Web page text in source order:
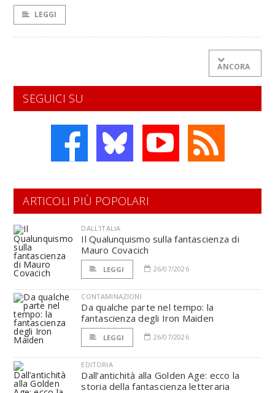
LEGGI
ANCORA
SEGUICI SU
ARTICOLI PIÙ POPOLARI
DALL'ITALIA
Il Qualunquismo sulla fantascienza di
Mauro Covacich
LEGGI 26/07/2026
CONTAMINAZIONI
Da qualche parte nel tempo: la
fantascienza degli Iron Maiden
LEGGI 26/07/2026
EDITORIA
Dall’antichità alla Golden Age: ecco la
storia della fantascienza letteraria